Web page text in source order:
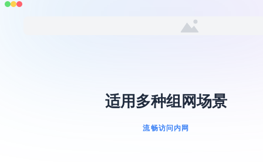
适用多种组网场景
流畅访问内网